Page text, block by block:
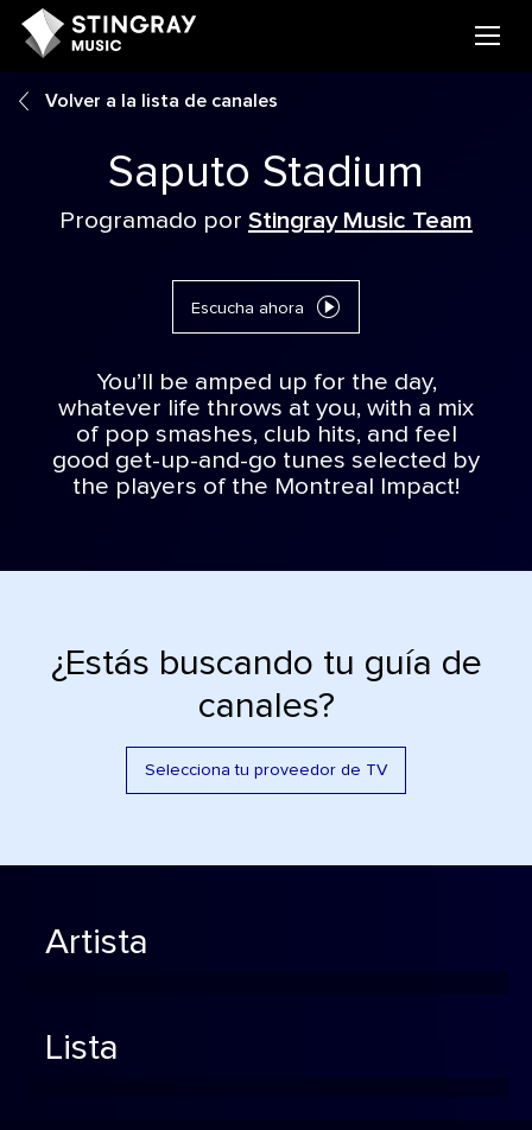
Volver a la lista de canales
Saputo Stadium
Programado por Stingray Music Team
Escucha ahora
You’ll be amped up for the day,
whatever life throws at you, with a mix
of pop smashes, club hits, and feel
good get-up-and-go tunes selected by
the players of the Montreal Impact!
¿Estás buscando tu guía de
canales?
Selecciona tu proveedor de TV
Artista
Lista